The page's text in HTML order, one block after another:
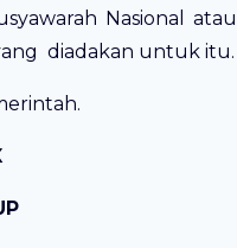
Nasional atau
diadakan untuk itu.